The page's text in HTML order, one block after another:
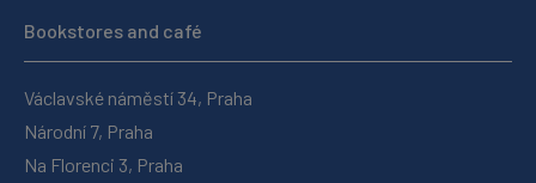
Bookstores and café
Václavské náměstí 34, Praha
Národní 7, Praha
Na Florenci 3, Praha